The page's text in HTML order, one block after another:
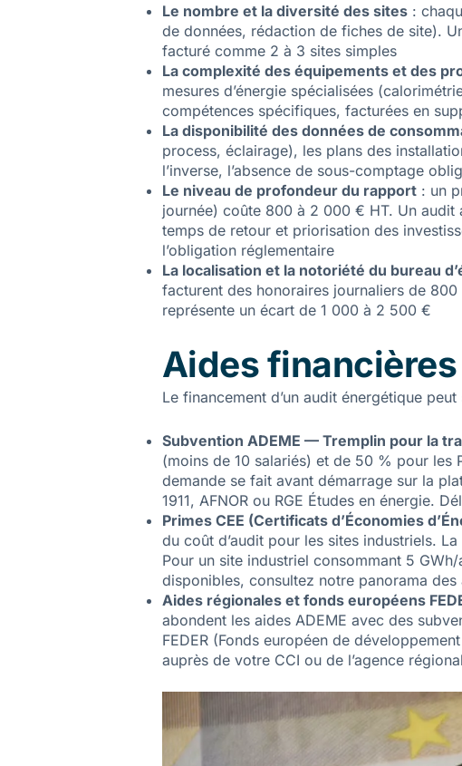
Le nombre et la diversité des sites:
de données, rédaction de fiches de site).
facturé comme 2 à 3 sites simples
La complexité des équipements et des
mesures d’énergie spécialisées
compétences spécifiques, facturées en
La disponibilité des données de
process, éclairage), les plans des
l’inverse, l’absence de sous-comptage
Le niveau de profondeur du rapport: un
journée) coûte 800 à 2 000 € HT. Un
temps de retour et priorisation des
l’obligation réglementaire
La localisation et la notoriété du bureau
facturent des honoraires journaliers de
représente un écart de 1 000 à 2 500 €
Aides financières
Le financement d’un audit énergétique
Subvention ADEME — Tremplin pour la
(moins de 10 salariés) et de 50 % pour les
demande se fait avant démarrage sur la
1911, AFNOR ou RGE Études en énergie.
Primes CEE (Certificats d’Économies
du coût d’audit pour les sites industriels.
Pour un site industriel consommant 5
disponibles, consultez notre panorama
Aides régionales et fonds européens
abondent les aides ADEME avec des
FEDER (Fonds européen de
auprès de votre CCI ou de l’agence